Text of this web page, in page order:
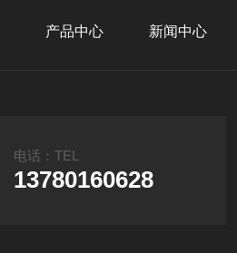
产品中心 新闻中心
电话：TEL
13780160628